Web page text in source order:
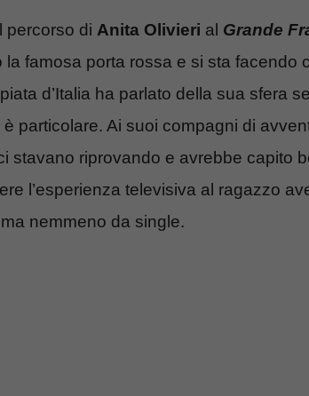
percorso di Anita Olivieri al Grande
la famosa porta rossa e si sta facendo
d’Italia ha parlato della sua sfera
particolare. Ai suoi compagni di
stavano riprovando e avrebbe capito
l’esperienza televisiva al ragazzo
nemmeno da single.